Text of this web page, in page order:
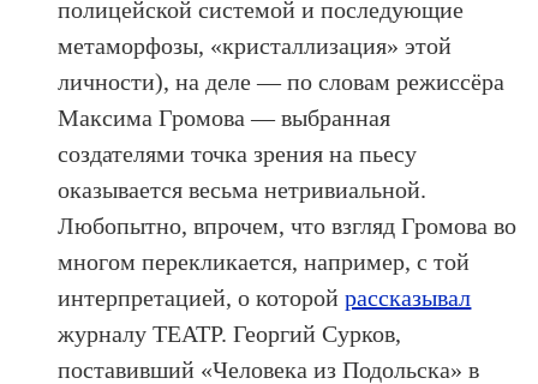
полицейской системой и последующие
метаморфозы, «кристаллизация» этой
личности), на деле — по словам режиссёра
Максима Громова — выбранная
создателями точка зрения на пьесу
оказывается весьма нетривиальной.
Любопытно, впрочем, что взгляд Громова во
многом перекликается, например, с той
интерпретацией, о которойрассказывал
журналу ТЕАТР. Георгий Сурков,
поставивший «Человека из Подольска» в